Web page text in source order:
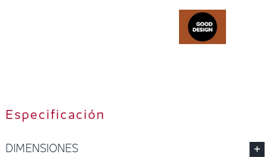
Especificación
DIMENSIONES